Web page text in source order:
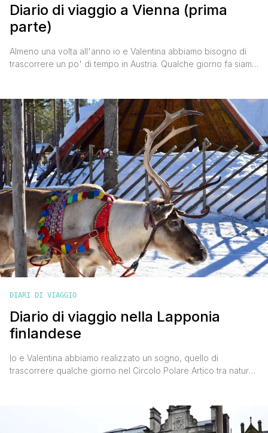
Diario di viaggio a Vienna (prima
parte)
Almeno una volta all'anno io e Valentina abbiamo bisogno di
trascorrere un po' di tempo in Austria. Qualche giorno fa siamo
insieme da fidanzatini per gustarci la magica atmosfera dei
mercatini di Natale, Vale c'era già [']
DIARI DI VIAGGIO
Diario di viaggio nella Lapponia
finlandese
Io e Valentina abbiamo realizzato un sogno, quello di
trascorrere qualche giorno nel Circolo Polare Artico tra natura
diario di viaggio nella Lapponia finlandese. Sei pronto per
vivere insieme a noi la magia della Terra [']